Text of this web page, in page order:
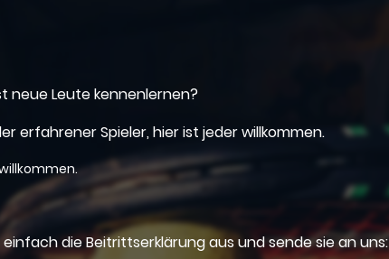
neue Leute kennenlernen?
erfahrener Spieler, hier ist jeder willkommen.
die Beitrittserklärung aus und sende sie an uns: